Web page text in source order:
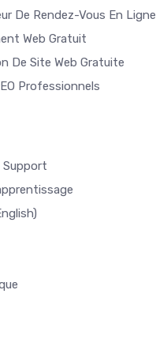
De Rendez-Vous En Ligne
Web Gratuit
De Site Web Gratuite
Professionnels
Support